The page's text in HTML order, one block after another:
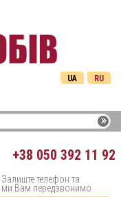
RU
UA
+38 050 392 11 92
Залиште телефон та
ми Вам передзвонимо